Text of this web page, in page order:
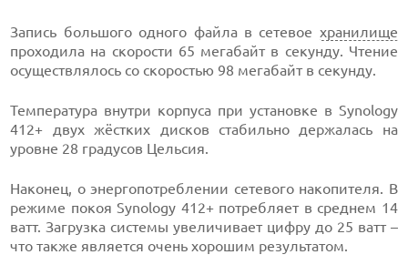
Запись большого одного файла в сетевое хранилище
проходила на скорости 65 мегабайт в секунду. Чтение
осуществлялось со скоростью 98 мегабайт в секунду.
Температура внутри корпуса при установке в Synology
412+ двух жёстких дисков стабильно держалась на
уровне 28 градусов Цельсия.
Наконец, о энергопотреблении сетевого накопителя. В
режиме покоя Synology 412+ потребляет в среднем 14
ватт. Загрузка системы увеличивает цифру до 25 ватт –
что также является очень хорошим результатом.